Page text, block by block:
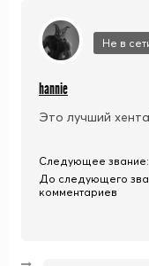
Не в
hannie
Это лучший
Следующее звание:
До следующего
комментариев